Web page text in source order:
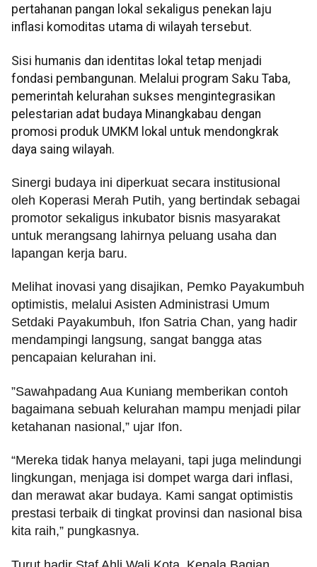
pertahanan pangan lokal sekaligus penekan laju
inflasi komoditas utama di wilayah tersebut.
Sisi humanis dan identitas lokal tetap menjadi
fondasi pembangunan. Melalui program Saku Taba,
pemerintah kelurahan sukses mengintegrasikan
pelestarian adat budaya Minangkabau dengan
promosi produk UMKM lokal untuk mendongkrak
daya saing wilayah.
​Sinergi budaya ini diperkuat secara institusional
oleh Koperasi Merah Putih, yang bertindak sebagai
promotor sekaligus inkubator bisnis masyarakat
untuk merangsang lahirnya peluang usaha dan
lapangan kerja baru.
​Melihat inovasi yang disajikan, Pemko Payakumbuh
optimistis, melalui Asisten Administrasi Umum
Setdaki Payakumbuh, Ifon Satria Chan, yang hadir
mendampingi langsung, sangat bangga atas
pencapaian kelurahan ini.
​”Sawahpadang Aua Kuniang memberikan contoh
bagaimana sebuah kelurahan mampu menjadi pilar
ketahanan nasional,” ujar Ifon.
“Mereka tidak hanya melayani, tapi juga melindungi
lingkungan, menjaga isi dompet warga dari inflasi,
dan merawat akar budaya. Kami sangat optimistis
prestasi terbaik di tingkat provinsi dan nasional bisa
kita raih,” pungkasnya.